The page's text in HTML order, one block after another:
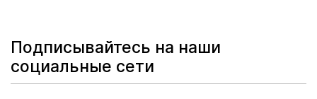
Подписывайтесь на наши
социальные сети